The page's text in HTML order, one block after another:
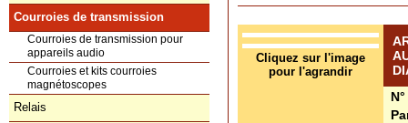
Courroies de transmission
Courroies de transmission pour
appareils audio
Courroies et kits courroies
magnétoscopes
Relais
Cliquez sur l'image
pour l'agrandir